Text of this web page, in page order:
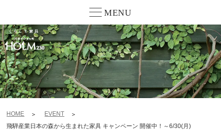
MENU
HOME
EVENT
飛騨産業日本の森から生まれた家具 キャンペーン 開催中！～6/30(月)